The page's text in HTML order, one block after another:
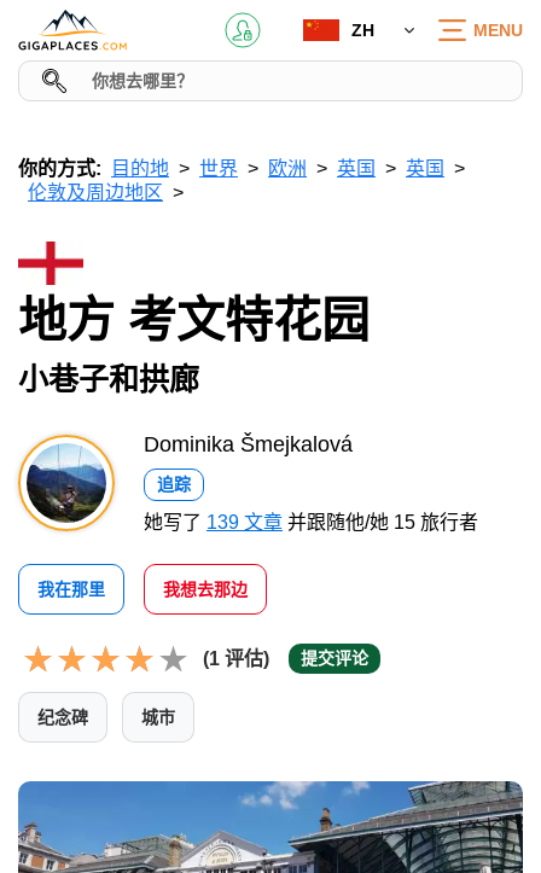
ZH MENU
你的方式: 目的地 世界 欧洲 英国
英国
伦敦及周边地区
地方 考文特花园
小巷子和拱廊
Dominika Šmejkalová
追踪
她写了 139 文章 并跟随他/她 15 旅行者
我在那里 我想去那边
(1 评估) 提交评论
纪念碑 城市